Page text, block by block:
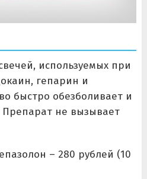
используемых при
гепарин и
быстро обезболивает и
не вызывает
– 280 рублей (10